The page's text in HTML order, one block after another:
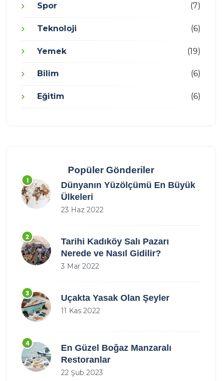
Spor (7)
Teknoloji (6)
Yemek (19)
Bilim (6)
Eğitim (6)
Popüler Gönderiler
1
Dünyanın Yüzölçümü En Büyük
Ülkeleri
23 Haz 2022
2
Tarihi Kadıköy Salı Pazarı
Nerede ve Nasıl Gidilir?
3 Mar 2022
3 Uçakta Yasak Olan Şeyler
11 Kas 2022
4
En Güzel Boğaz Manzaralı
Restoranlar
22 Şub 2023